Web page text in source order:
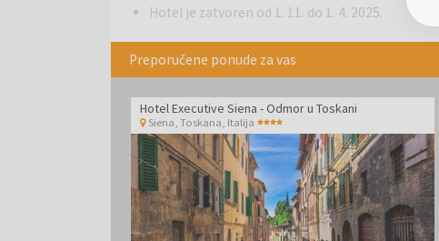
Hotel je zatvoren od 1. 11. do 1. 4. 2025.
Preporučene ponude za vas
Hotel Executive Siena - Odmor u Toskani
Siena, Toskana Italija